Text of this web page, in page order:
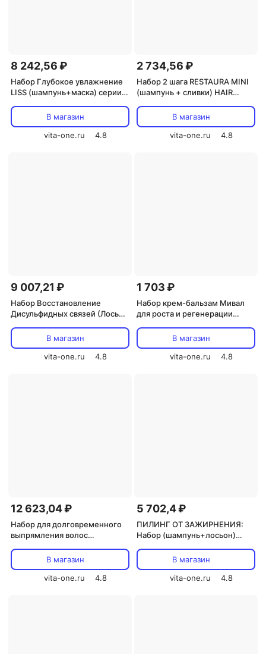
8 242,56 ₽
Набор Глубокое увлажнение
LISS (шампунь+маска) серии
1000мл+1000мл
В магазин
vita-one.ru
4.8
2 734,56 ₽
Набор 2 шага RESTAURA MINI
(шампунь + сливки) HAIR
В магазин
vita-one.ru
4.8
9 007,21 ₽
Набор Восстановление
Дисульфидных связей (Лосьон
200мл+250млВ магазин
vita-one.ru
4.8
1 703 ₽
Набор крем-бальзам Мивал
для роста и регенерации
мл и бальзам-ополаскиватель
ФлорасилиК 150 мл
В магазин
vita-one.ru
4.8
12 623,04 ₽
Набор для долговременного
выпрямления волос
CONCEPTВ магазин
vita-one.ru
4.8
5 702,4 ₽
ПИЛИНГ ОТ ЗАЖИРНЕНИЯ:
Набор (шампунь+лосьон)
CONCEPT 250мл+125мл
В магазин
vita-one.ru
4.8